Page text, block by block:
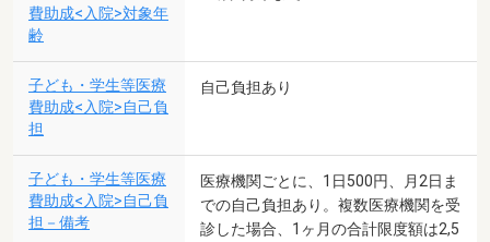
費助成<入院>対象年
齢
子ども・学生等医療
費助成<入院>自己負
担
自己負担あり
子ども・学生等医療
費助成<入院>自己負
担－備考
医療機関ごとに、1日500円、月2日ま
での自己負担あり。複数医療機関を受
診した場合、1ヶ月の合計限度額は2,5